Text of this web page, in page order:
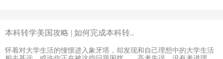
本科转学美国攻略 | 如何完成本科转..
怀着对大学生活的憧憬进入象牙塔，却发现和自己理想中的大学生活